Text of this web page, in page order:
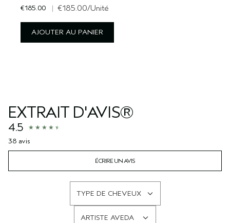
€185.00 | €185.00/Unité
AJOUTER AU PANIER
EXTRAIT D'AVIS®
4.5
38 avis
ÉCRIRE UN AVIS
TYPE DE CHEVEUX
ARTISTE AVEDA